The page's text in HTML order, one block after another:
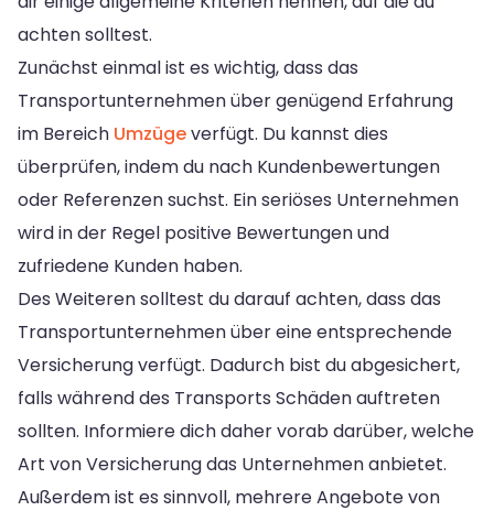
achten solltest.
Zunächst einmal ist es wichtig, dass das
Transportunternehmen über genügend Erfahrung
im Bereich Umzügeverfügt. Du kannst dies
überprüfen, indem du nach Kundenbewertungen
oder Referenzen suchst. Ein seriöses Unternehmen
wird in der Regel positive Bewertungen und
zufriedene Kunden haben.
Des Weiteren solltest du darauf achten, dass das
Transportunternehmen über eine entsprechende
Versicherung verfügt. Dadurch bist du abgesichert,
falls während des Transports Schäden auftreten
sollten. Informiere dich daher vorab darüber, welche
Art von Versicherung das Unternehmen anbietet.
Außerdem ist es sinnvoll, mehrere Angebote von